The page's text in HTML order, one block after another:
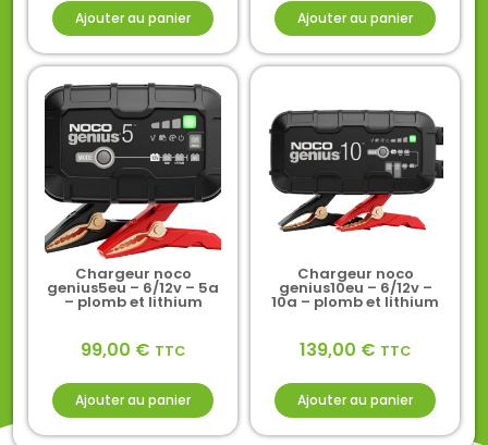
Ajouter au panier Ajouter au panier
Chargeur noco
genius5eu – 6/12v – 5a
– plomb et lithium
99,00 € TTC
Ajouter au panier
Chargeur noco
genius10eu – 6/12v –
10a – plomb et lithium
139,00 € TTC
Ajouter au panier